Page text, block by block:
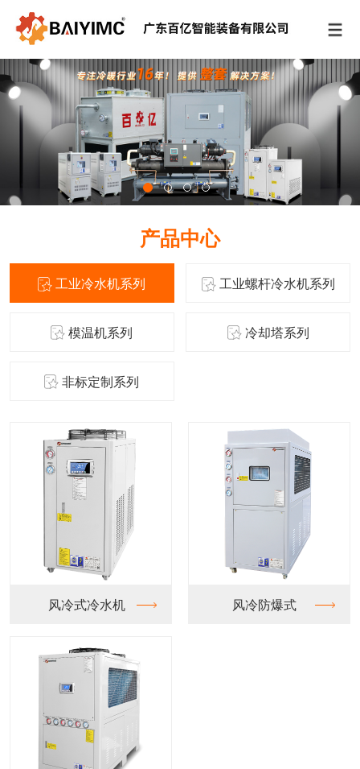
产品中心
工业冷水机系列 工业螺杆冷水机系列
模温机系列 冷却塔系列
非标定制系列
风冷式冷水机 风冷防爆式 水